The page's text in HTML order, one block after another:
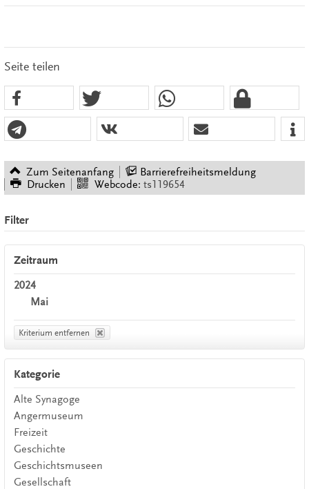
Seite teilen
Zum Seitenanfang
Barrierefreiheitsmeldung
Drucken
Webcode: ts119654
Filter
Zeitraum
2024
Mai
Kriterium entfernen
Kategorie
Alte Synagoge
Angermuseum
Freizeit
Geschichte
Geschichtsmuseen
Gesellschaft